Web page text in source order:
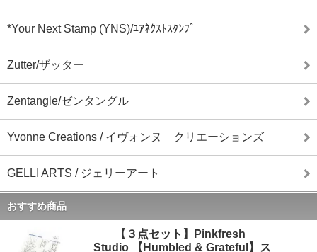
*Your Next Stamp (YNS)/ﾕｱﾈｸｽﾄｽﾀﾝﾌﾟ
Zutter/ザッター
Zentangle/ゼンタングル
Yvonne Creations / イヴォンヌ クリエーションズ
GELLI ARTS / ジェリーアート
おすすめ商品
【３点セット】Pinkfresh
Studio 【Humbled & Grateful】ス